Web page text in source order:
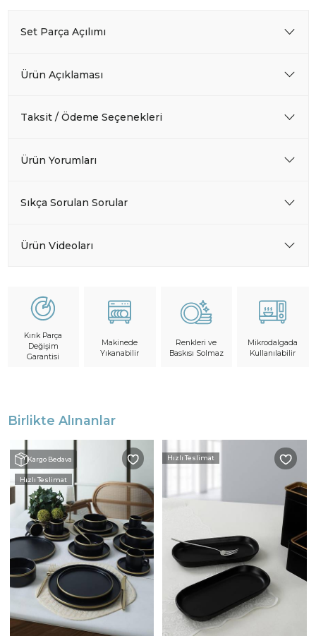
Set Parça Açılımı
Ürün Açıklaması
Taksit / Ödeme Seçenekleri
Ürün Yorumları
Sıkça Sorulan Sorular
Ürün Videoları
Kırık Parça
Değişim
Garantisi
Makinede
Yıkanabilir
Renkleri ve
Baskısı Solmaz
Mikrodalgada
Kullanılabilir
Birlikte Alınanlar
Kargo Bedava
Hızlı Teslimat
Hızlı Teslimat